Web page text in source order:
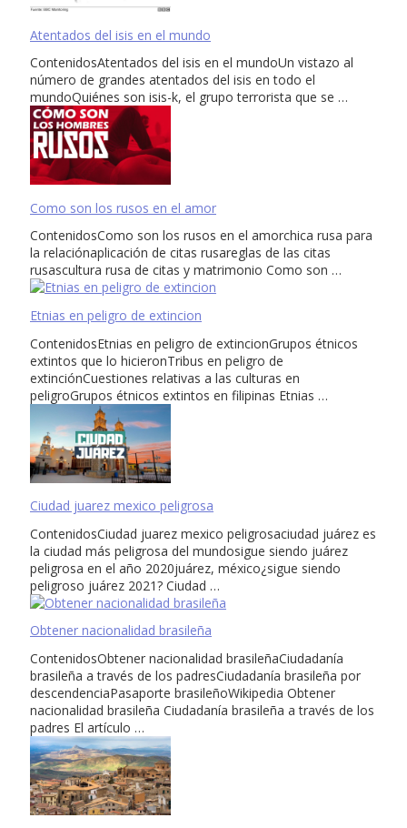
Atentados del isis en el mundo
ContenidosAtentados del isis en el mundoUn vistazo al
número de grandes atentados del isis en todo el
mundoQuiénes son isis-k, el grupo terrorista que se …
Como son los rusos en el amor
ContenidosComo son los rusos en el amorchica rusa para
la relaciónaplicación de citas rusareglas de las citas
rusascultura rusa de citas y matrimonio Como son …
Etnias en peligro de extincion
ContenidosEtnias en peligro de extincionGrupos étnicos
extintos que lo hicieronTribus en peligro de
extinciónCuestiones relativas a las culturas en
peligroGrupos étnicos extintos en filipinas Etnias …
Ciudad juarez mexico peligrosa
ContenidosCiudad juarez mexico peligrosaciudad juárez es
la ciudad más peligrosa del mundosigue siendo juárez
peligrosa en el año 2020juárez, méxico¿sigue siendo
peligroso juárez 2021? Ciudad …
Obtener nacionalidad brasileña
ContenidosObtener nacionalidad brasileñaCiudadanía
brasileña a través de los padresCiudadanía brasileña por
descendenciaPasaporte brasileñoWikipedia Obtener
nacionalidad brasileña Ciudadanía brasileña a través de los
padres El artículo …